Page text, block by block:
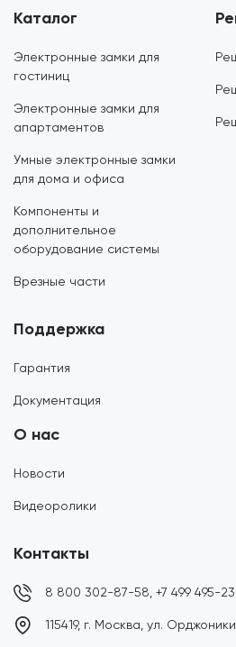
Каталог
Электронные замки для
гостиниц
Электронные замки для
апартаментов
Умные электронные замки
для дома и офиса
Компоненты и
дополнительное
оборудование системы
Врезные части
Поддержка
Гарантия
Документация
О нас
Новости
Видеоролики
Контакты
8 800 302-87-58, +7 499 495-
115419, г. Москва, ул.